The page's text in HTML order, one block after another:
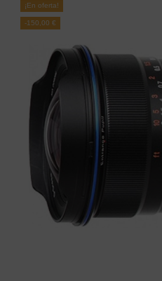
¡En oferta!
-150,00 €